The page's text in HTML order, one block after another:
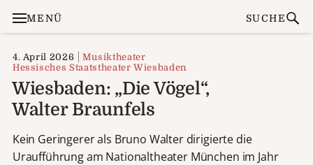
MENÜ SUCHE
4. April 2026
Musiktheater
Hessisches Staatstheater Wiesbaden
Wiesbaden: „Die Vögel“,
Walter Braunfels
Kein Geringerer als Bruno Walter dirigierte die
Uraufführung am Nationaltheater München im Jahr